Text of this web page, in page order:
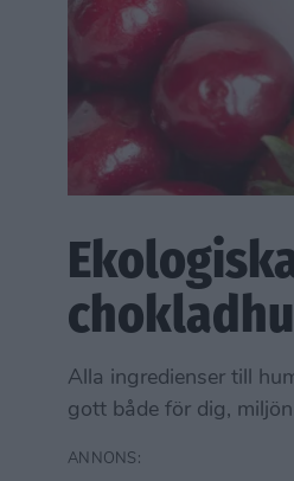
Alla ingredienser till
gott både för dig,